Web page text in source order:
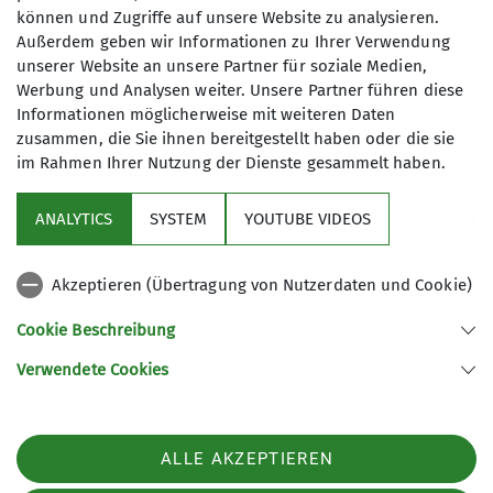
das Ziel.
Unsere Tageswanderungen führen uns
in verschiedene Regionen und die
unterschiedlichsten Naturräume in
der Mitte Deutschlands: vom
Göttinger Wald bis zum Harz oder
Solling über das Weserbergland bis
nach Nordhessen. Es tun sich immer
andere Landschaften auf, die es zu
prägen unsere Wanderungen. So
führen uns die Wege im Frühling durch
Sommer zu Orchideen und im Winter
Rastplätze oder Aussichtspunkte
laden zum kurzen Verweilen &
Anmeldung bis
15.12.2023
Sektion
Aktuelles
Sektion Göttingen des Deutschen Alpenvereins e.V.
Kurze Straße 16
37073 Göttingen
können und Zugriffe auf unsere Website zu analysieren.
Außerdem geben wir Informationen zu Ihrer Verwendung
unserer Website an unsere Partner für soziale Medien,
Werbung und Analysen weiter. Unsere Partner führen diese
Informationen möglicherweise mit weiteren Daten
zusammen, die Sie ihnen bereitgestellt haben oder die sie
im Rahmen Ihrer Nutzung der Dienste gesammelt haben.
ANALYTICS SYSTEM YOUTUBE VIDEOS
Akzeptieren (Übertragung von Nutzerdaten und Cookie)
Cookie Beschreibung
Verwendete Cookies
ALLE AKZEPTIEREN